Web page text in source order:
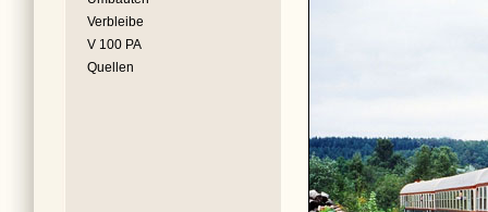
Verbleibe
V 100 PA
Quellen